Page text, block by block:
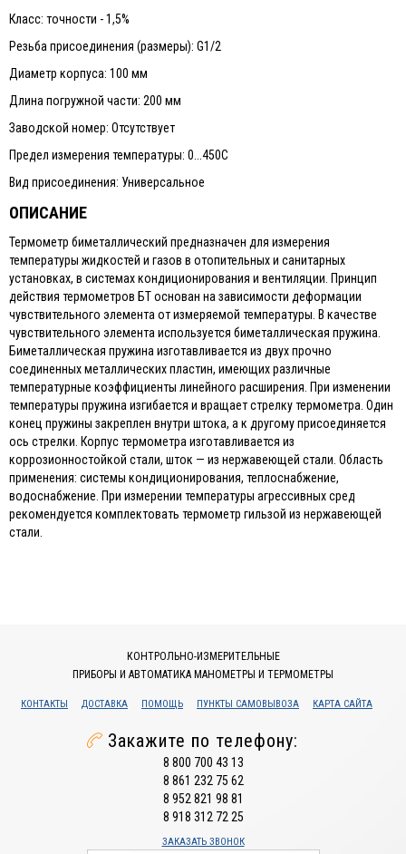
Класс: точности - 1,5%
Резьба присоединения (размеры): G1/2
Диаметр корпуса: 100 мм
Длина погружной части: 200 мм
Заводской номер: Отсутствует
Предел измерения температуры: 0...450C
Вид присоединения: Универсальное
ОПИСАНИЕ
Термометр биметаллический предназначен для измерения
температуры жидкостей и газов в отопительных и санитарных
установках, в системах кондиционирования и вентиляции. Принцип
действия термометров БТ основан на зависимости деформации
чувствительного элемента от измеряемой температуры. В качестве
чувствительного элемента используется биметаллическая пружина.
Биметаллическая пружина изготавливается из двух прочно
соединенных металлических пластин, имеющих различные
температурные коэффициенты линейного расширения. При изменении
температуры пружина изгибается и вращает стрелку термометра. Один
конец пружины закреплен внутри штока, а к другому присоединяется
ось стрелки. Корпус термометра изготавливается из
коррозионностойкой стали, шток — из нержавеющей стали. Область
применения: системы кондиционирования, теплоснабжение,
водоснабжение. При измерении температуры агрессивных сред
рекомендуется комплектовать термометр гильзой из нержавеющей
стали.
КОНТРОЛЬНО-ИЗМЕРИТЕЛЬНЫЕ
ПРИБОРЫ И АВТОМАТИКА МАНОМЕТРЫ И ТЕРМОМЕТРЫ
КОНТАКТЫ ДОСТАВКА ПОМОЩЬ ПУНКТЫ САМОВЫВОЗА КАРТА САЙТА
Закажите по телефону:
8 800 700 43 13
8 861 232 75 62
8 952 821 98 81
8 918 312 72 25
ЗАКАЗАТЬ ЗВОНОК